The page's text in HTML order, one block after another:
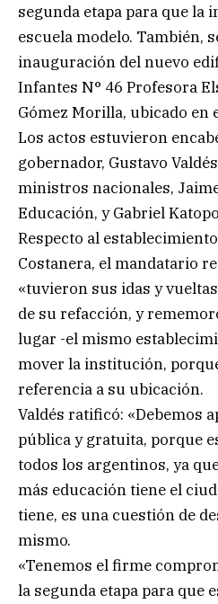
segunda etapa para que la
escuela modelo. También,
inauguración del nuevo
Infantes N° 46 Profesora
Gómez Morilla, ubicado en
Los actos estuvieron
gobernador, Gustavo
ministros nacionales,
Educación, y Gabriel
Respecto al
Costanera, el mandatario
«tuvieron sus idas y
de su refacción, y
lugar -el mismo
mover la institución,
referencia a su ubicación.
Valdés ratificó: «Debemos
pública y gratuita, porque
todos los argentinos, ya
más educación tiene el
tiene, es una cuestión de
mismo.
«Tenemos el firme
la segunda etapa para que